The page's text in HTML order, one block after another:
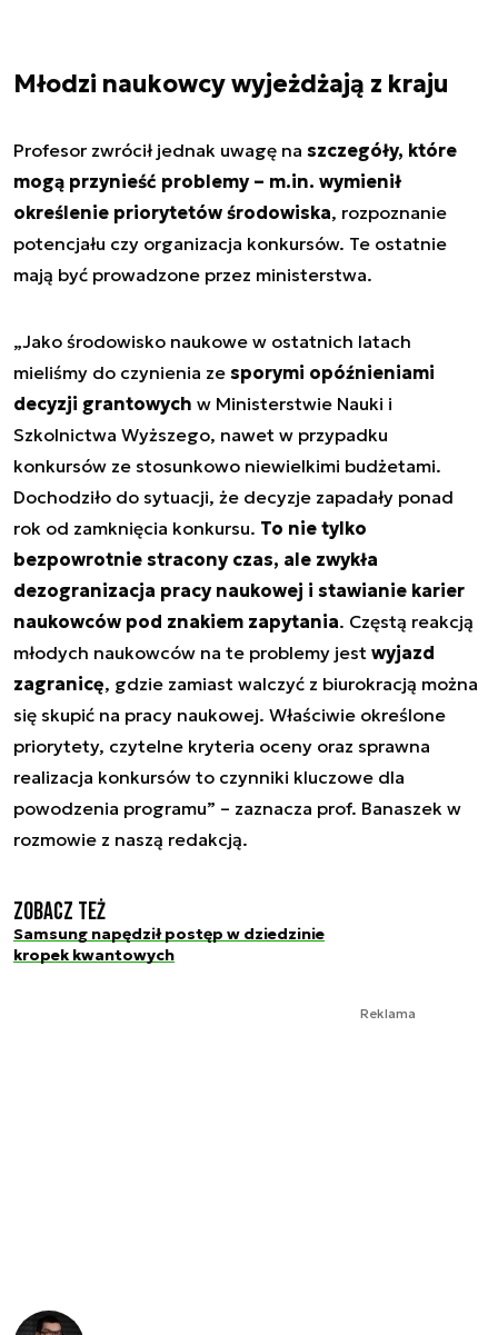
Młodzi naukowcy wyjeżdżają z kraju
Profesor zwrócił jednak uwagę na szczegóły, które
mogą przynieść problemy – m.in. wymienił
określenie priorytetów środowiska, rozpoznanie
potencjału czy organizacja konkursów. Te ostatnie
mają być prowadzone przez ministerstwa.
„Jako środowisko naukowe w ostatnich latach
mieliśmy do czynienia ze sporymi opóźnieniami
decyzji grantowych w Ministerstwie Nauki i
Szkolnictwa Wyższego, nawet w przypadku
konkursów ze stosunkowo niewielkimi budżetami.
Dochodziło do sytuacji, że decyzje zapadały ponad
rok od zamknięcia konkursu. To nie tylko
bezpowrotnie stracony czas, ale zwykła
dezogranizacja pracy naukowej i stawianie karier
naukowców pod znakiem zapytania. Częstą reakcją
młodych naukowców na te problemy jest wyjazd
zagranicę, gdzie zamiast walczyć z biurokracją można
się skupić na pracy naukowej. Właściwie określone
priorytety, czytelne kryteria oceny oraz sprawna
realizacja konkursów to czynniki kluczowe dla
powodzenia programu” – zaznacza prof. Banaszek w
rozmowie z naszą redakcją.
Zobacz też
Samsung napędził postęp w dziedzinie
kropek kwantowych
Reklama